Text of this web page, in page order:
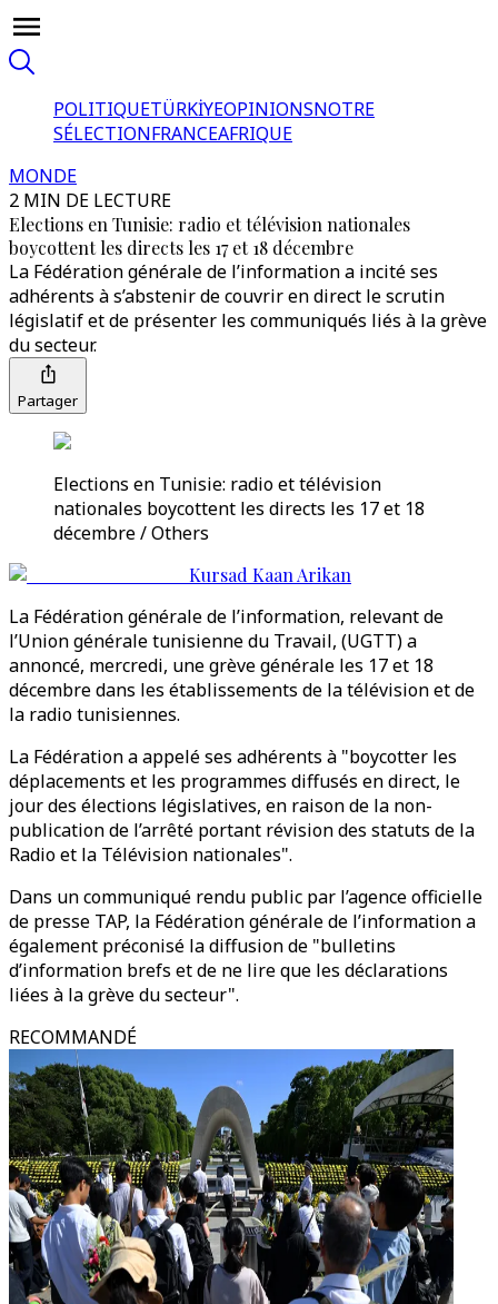
POLITIQUETÜRKİYEOPINIONSNOTRE
SÉLECTIONFRANCEAFRIQUE
MONDE
2 MIN DE LECTURE
Elections en Tunisie: radio et télévision nationales
boycottent les directs les 17 et 18 décembre
La Fédération générale de l’information a incité ses
adhérents à s’abstenir de couvrir en direct le scrutin
législatif et de présenter les communiqués liés à la grève
du secteur.
Partager
Elections en Tunisie: radio et télévision
nationales boycottent les directs les 17 et 18
décembre / Others
Kursad Kaan Arikan
La Fédération générale de l’information, relevant de
l’Union générale tunisienne du Travail, (UGTT) a
annoncé, mercredi, une grève générale les 17 et 18
décembre dans les établissements de la télévision et de
la radio tunisiennes.
La Fédération a appelé ses adhérents à "boycotter les
déplacements et les programmes diffusés en direct, le
jour des élections législatives, en raison de la non-
publication de l’arrêté portant révision des statuts de la
Radio et la Télévision nationales".
Dans un communiqué rendu public par l’agence officielle
de presse TAP, la Fédération générale de l’information a
également préconisé la diffusion de "bulletins
d’information brefs et de ne lire que les déclarations
liées à la grève du secteur".
RECOMMANDÉ